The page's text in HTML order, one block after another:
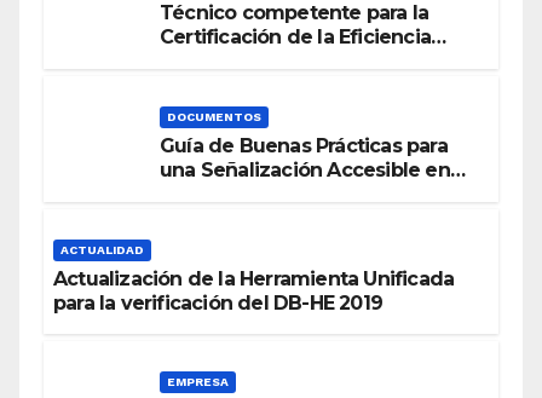
Técnico competente para la
Certificación de la Eficiencia
DOCUMENTOS
Guía de Buenas Prácticas para
una Señalización Accesible en
ACTUALIDAD
Actualización de la Herramienta Unificada
para la verificación del DB-HE 2019
EMPRESA